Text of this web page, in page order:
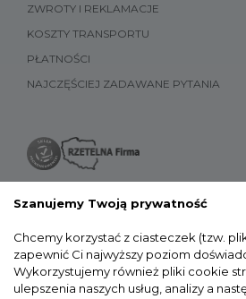
ZWROTY I REKLAMACJE
KOSZTY TRANSPORTU
PŁATNOŚCI
NAJCZĘŚCIEJ ZADAWANE PYTANIA
Szanujemy Twoją prywatność
Chcemy korzystać z ciasteczek (tzw.
zapewnić Ci najwyższy poziom
Wykorzystujemy również pliki cookie
ulepszenia naszych usług, analizy a